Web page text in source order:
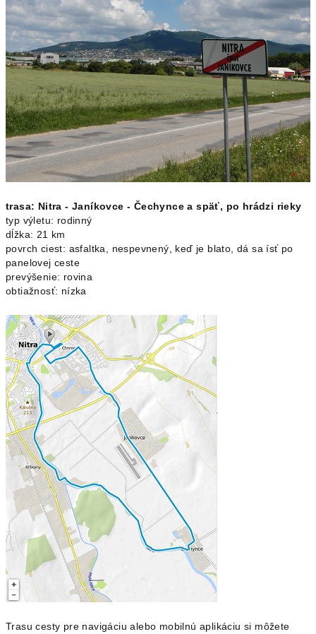
trasa: Nitra - Janíkovce - Čechynce a späť, po hrádzi rieky
typ výletu: rodinný
dĺžka: 21 km
povrch ciest: asfaltka, nespevnený, keď je blato, dá sa ísť po
panelovej ceste
prevýšenie: rovina
obtiažnosť: nízka
Trasu cesty pre navigáciu alebo mobilnú aplikáciu si môžete